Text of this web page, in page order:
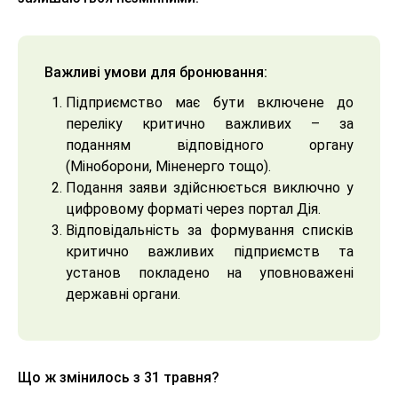
Важливі умови для бронювання:
Підприємство має бути включене до
переліку критично важливих – за
поданням відповідного органу
(Міноборони, Міненерго тощо).
Подання заяви здійснюється виключно у
цифровому форматі через портал Дія.
Відповідальність за формування списків
критично важливих підприємств та
установ покладено на уповноважені
державні органи.
Що ж змінилось з 31 травня?